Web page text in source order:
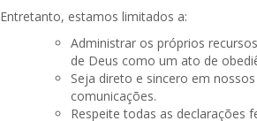
Entretanto, estamos limitados a:
Administrar os próprios
de Deus como um ato de
Seja direto e sincero em
comunicações.
Respeite todas as declarações